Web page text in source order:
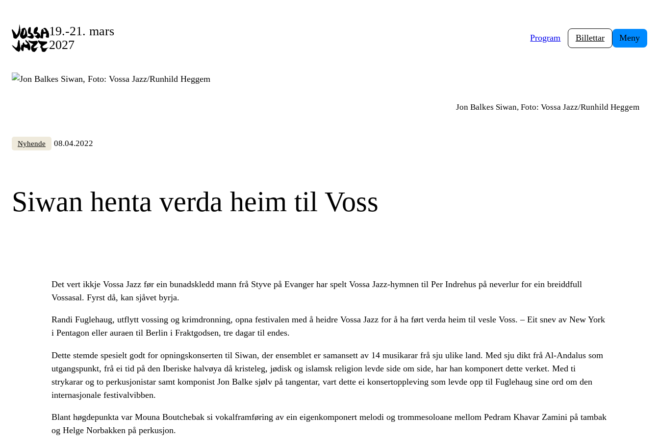
content
19.-21. mars
2027
Program Billettar Meny
Jon Balkes Siwan, Foto: Vossa Jazz/Runhild Heggem
Nyhende 08.04.2022
Siwan henta verda heim til Voss
Det vert ikkje Vossa Jazz før ein bunadskledd mann frå Styve på Evanger har spelt Vossa Jazz-hymnen til Per Indrehus på neverlur for ein breiddfull
Vossasal. Fyrst då, kan sjåvet byrja.
Randi Fuglehaug, utflytt vossing og krimdronning, opna festivalen med å heidre Vossa Jazz for å ha ført verda heim til vesle Voss. – Eit snev av New York
i Pentagon eller auraen til Berlin i Fraktgodsen, tre dagar til endes.
Dette stemde spesielt godt for opningskonserten til Siwan, der ensemblet er samansett av 14 musikarar frå sju ulike land. Med sju dikt frå Al-Andalus som
utgangspunkt, frå ei tid på den Iberiske halvøya då kristeleg, jødisk og islamsk religion levde side om side, har han komponert dette verket. Med ti
strykarar og to perkusjonistar samt komponist Jon Balke sjølv på tangentar, vart dette ei konsertoppleving som levde opp til Fuglehaug sine ord om den
internasjonale festivalvibben.
Blant høgdepunkta var Mouna Boutchebak si vokalframføring av ein eigenkomponert melodi og trommesoloane mellom Pedram Khavar Zamini på tambak
og Helge Norbakken på perkusjon.